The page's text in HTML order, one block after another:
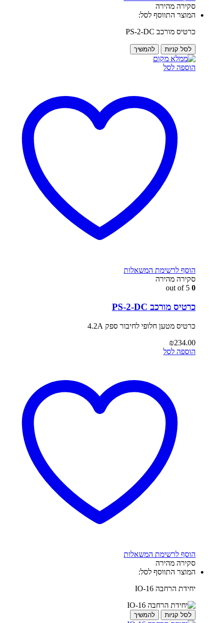
סקירה מהירה
המוצר התווסף לסל:
כרטיס מורכב PS-2-DC
לסל קניות להמשיך
הוספה לסל
הוסף לרשימת המשאלות
סקירה מהירה
0
כרטיס מורכב PS-2-DC
כרטיס מטען חלופי לחיבור ספק 4.2A
₪234.00
הוספה לסל
הוסף לרשימת המשאלות
סקירה מהירה
המוצר התווסף לסל:
יחידת הרחבה IO-16
לסל קניות להמשיך